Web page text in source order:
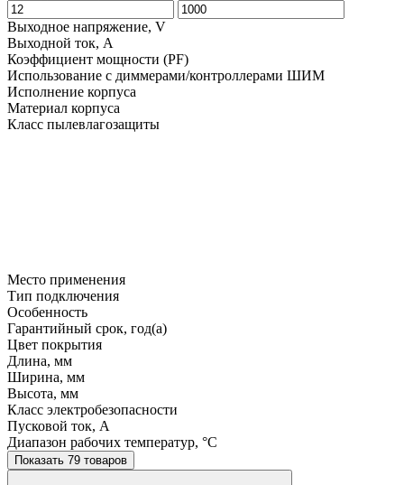
Выходное напряжение, V
Выходной ток, A
Коэффициент мощности (PF)
Использование с диммерами/контроллерами ШИМ
Исполнение корпуса
Материал корпуса
Класс пылевлагозащиты
Место применения
Тип подключения
Особенность
Гарантийный срок, год(а)
Цвет покрытия
Длина, мм
Ширина, мм
Высота, мм
Класс электробезопасности
Пусковой ток, A
Диапазон рабочих температур, °C
Показать 79 товаров